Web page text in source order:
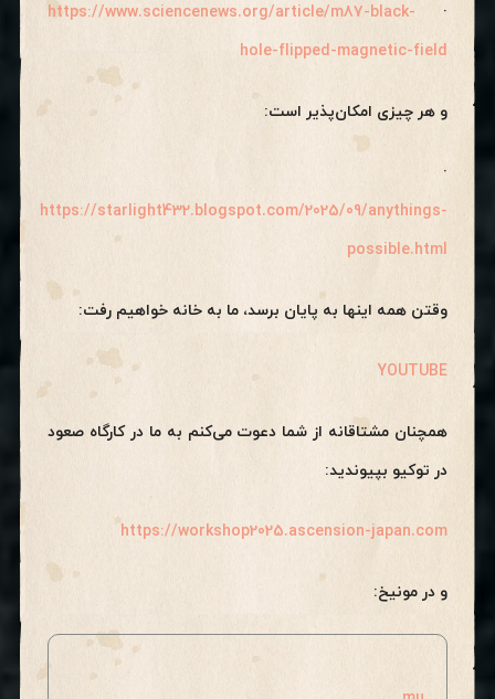
·
https://www.sciencenews.org/article/m87-black-
hole-flipped-magnetic-field
و هر چیزی امکان‌پذیر است:
·
https://starlight432.blogspot.com/2025/09/anythings-
possible.html
وقتن همه اینها به پایان برسد، ما به خانه خواهیم رفت:
YOUTUBE
همچنان مشتاقانه از شما دعوت می‌کنم به ما در کارگاه صعود
در توکیو بپیوندید:
https://workshop2025.ascension-japan.com
و در مونیخ: